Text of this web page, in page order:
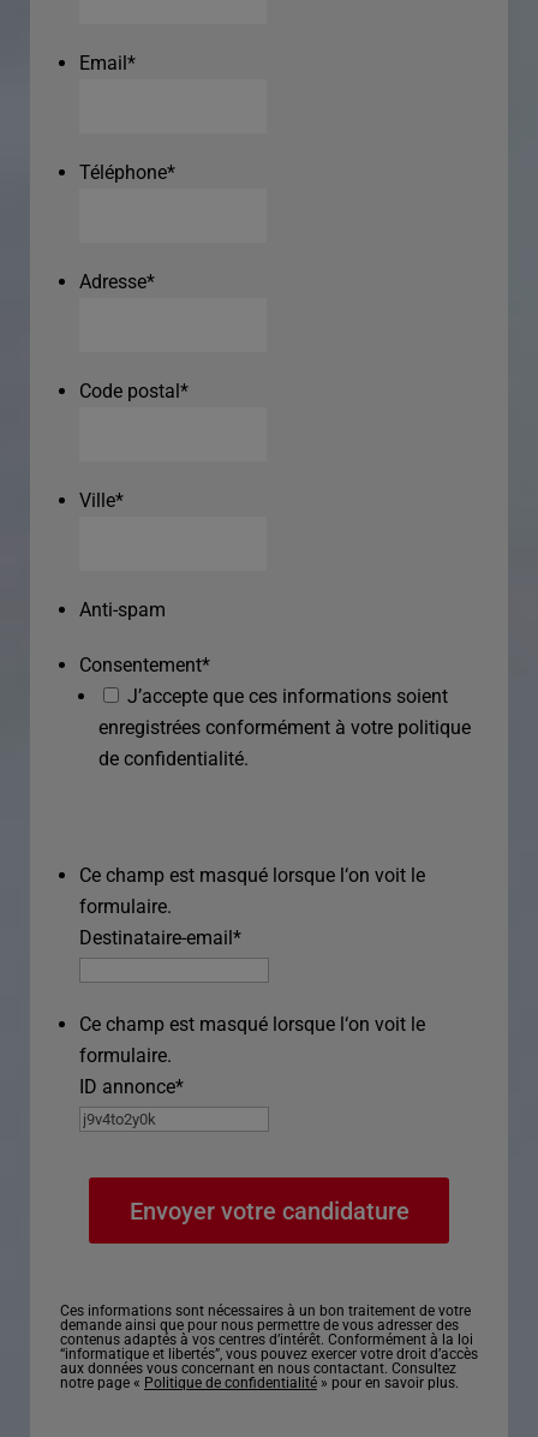
Email*
Téléphone*
Adresse*
Code postal*
Ville*
Anti-spam
Consentement*
J’accepte que ces informations soient
enregistrées conformément à votre politique
de confidentialité.
Ce champ est masqué lorsque l‘on voit le
formulaire.
Destinataire-email*
Ce champ est masqué lorsque l‘on voit le
formulaire.
ID annonce*
Ces informations sont nécessaires à un bon traitement de votre
demande ainsi que pour nous permettre de vous adresser des
contenus adaptés à vos centres d’intérêt. Conformément à la loi
“informatique et libertés”, vous pouvez exercer votre droit d’accès
aux données vous concernant en nous contactant. Consultez
notre page « Politique de confidentialité » pour en savoir plus.